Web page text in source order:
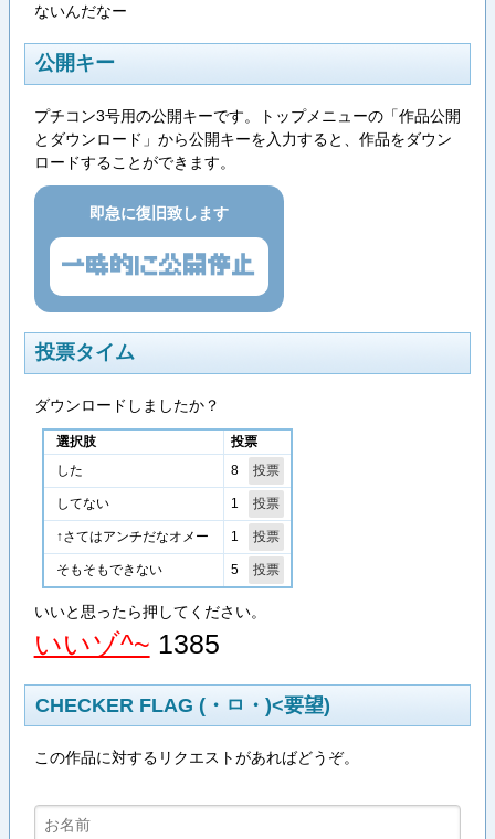
ないんだなー
公開キー
プチコン3号用の公開キーです。トップメニューの「作品公開
とダウンロード」から公開キーを入力すると、作品をダウン
ロードすることができます。
即急に復旧致します
一時的に公開停止
投票タイム
ダウンロードしましたか？
選択肢 投票
した 8
してない 1
↑さてはアンチだなオメー 1
そもそもできない 5
いいと思ったら押してください。
いいゾ^~ 1385
CHECKER FLAG (・ㅁ・)<要望)
この作品に対するリクエストがあればどうぞ。